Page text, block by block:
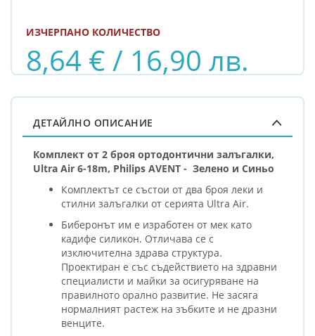
8,64 € / 16,90 лв.
ИЗЧЕРПАНО КОЛИЧЕСТВО
ДЕТАЙЛНО ОПИСАНИЕ
Комплект от 2 броя ортодонтични залъгалки,
Ultra Air 6-18m, Philips AVENT - Зелено и Синьо
Комплектът се състои от два броя леки и
стилни залъгалки от серията Ultra Air.
Биберонът им е изработен от мек като
кадифе силикон. Отличава се с
изключителна здрава структура.
Проектиран е със съдействието на здравни
специалисти и майки за осигуряване на
правилното орално развитие. Не засяга
нормалният растеж на зъбките и не дразни
венците.